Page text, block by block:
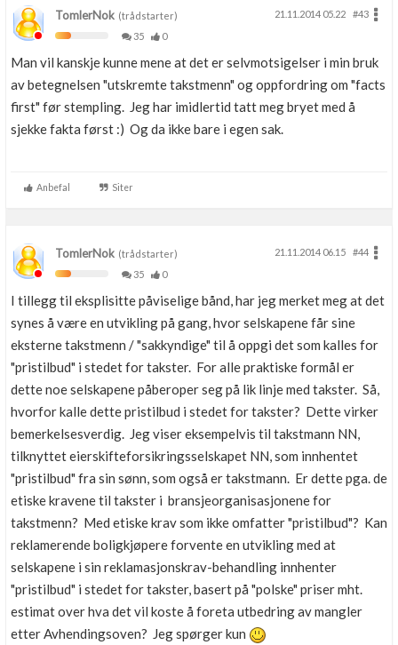
TomlerNok (trådstarter) 21.11.2014 05.22
#43
35
0
Man vil kanskje kunne mene at det er selvmotsigelser i min bruk
av betegnelsen "utskremte takstmenn" og oppfordring om "facts
first" før stempling. Jeg har imidlertid tatt meg bryet med å
sjekke fakta først :) Og da ikke bare i egen sak.
Anbefal Siter
TomlerNok (trådstarter) 21.11.2014 06.15
#44
35
0
I tillegg til eksplisitte påviselige bånd, har jeg merket meg at det
synes å være en utvikling på gang, hvor selskapene får sine
eksterne takstmenn / "sakkyndige" til å oppgi det som kalles for
"pristilbud" i stedet for takster. For alle praktiske formål er
dette noe selskapene påberoper seg på lik linje med takster. Så,
hvorfor kalle dette pristilbud i stedet for takster? Dette virker
bemerkelsesverdig. Jeg viser eksempelvis til takstmann NN,
tilknyttet eierskifteforsikringsselskapet NN, som innhentet
"pristilbud" fra sin sønn, som også er takstmann. Er dette pga. de
etiske kravene til takster i bransjeorganisasjonene for
takstmenn? Med etiske krav som ikke omfatter "pristilbud"? Kan
reklamerende boligkjøpere forvente en utvikling med at
selskapene i sin reklamasjonskrav-behandling innhenter
"pristilbud" i stedet for takster, basert på "polske" priser mht.
estimat over hva det vil koste å foreta utbedring av mangler
etter Avhendingsoven? Jeg spørger kun